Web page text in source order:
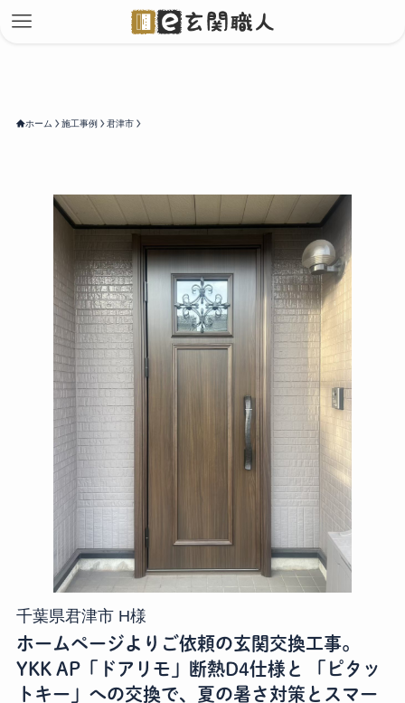
ホーム 施工事例 君津市
ホームページよりご依頼の玄関交換工事。
YKK AP「ドアリモ」断熱D4仕様と 「ピタッ
トキー」への交換で、夏の暑さ対策とスマー
千葉県君津市 H様